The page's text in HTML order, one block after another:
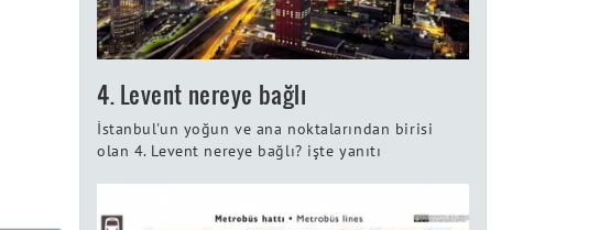
4. Levent nereye bağlı
İstanbul'un yoğun ve ana noktalarından birisi
olan 4. Levent nereye bağlı? işte yanıtı